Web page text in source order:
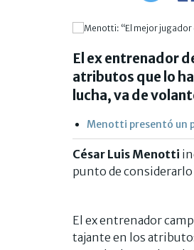
El ex entrenador
atributos que lo
lucha, va de
Menotti presentó un
César Luis Menotti
punto de
El ex entrenador
tajante en los